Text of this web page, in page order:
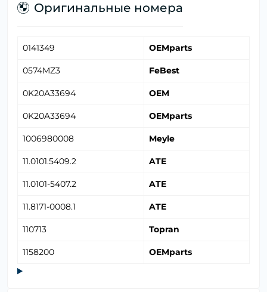
Оригинальные номера
0141349 OEMparts
0574MZ3 FeBest
0K20A33694 OEM
0K20A33694 OEMparts
1006980008 Meyle
11.0101.5409.2 ATE
11.0101-5407.2 ATE
11.8171-0008.1 ATE
110713 Topran
1158200 OEMparts